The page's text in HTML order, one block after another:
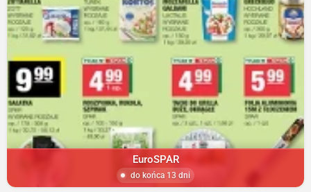
EuroSPAR
do końca 13 dni